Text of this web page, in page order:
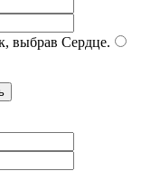
выбрав Сердце.